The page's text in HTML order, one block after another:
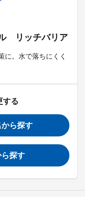
リッチバリア
に。水で落ちにくく
する
ら探す
探す